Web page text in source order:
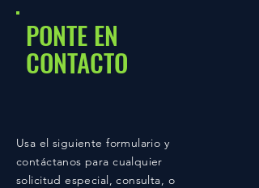
PONTE EN
CONTACTO
Usa el siguiente formulario y
contáctanos para cualquier
solicitud especial, consulta, o